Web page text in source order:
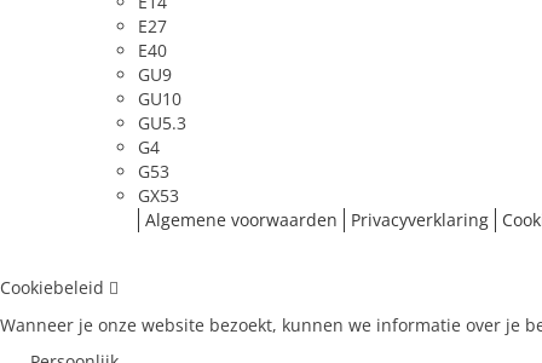
Fitting
Type glas
Vorm
Beschermingsgraad (IP)
Licht
Lichtkleur
2800 K
E27
E40
GU9
GU10
GU5.3
G4
G53
GX53
Algemene voorwaarden
Privacyverklaring
Cookiebeleid
Wanneer je onze website bezoekt, kunnen we informatie over je